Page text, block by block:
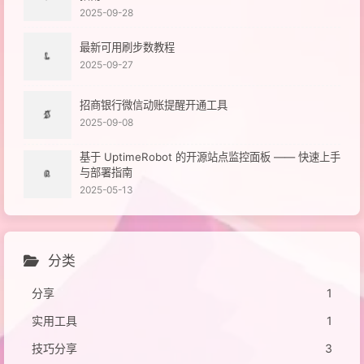
2025-09-28
最新可用刷步数教程
2025-09-27
招商银行微信动账提醒开通工具
2025-09-08
基于 UptimeRobot 的开源站点监控面板 —— 快速上手
与部署指南
2025-05-13
分类
分享
1
实用工具
1
技巧分享
3